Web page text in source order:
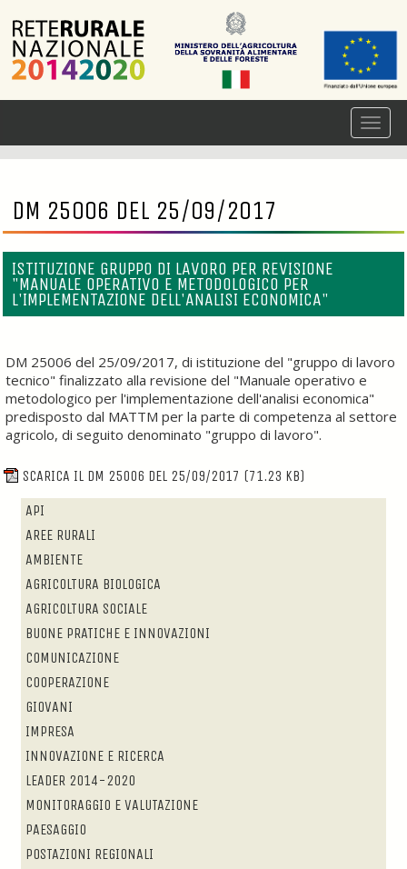
DM 25006 DEL 25/09/2017
ISTITUZIONE GRUPPO DI LAVORO PER REVISIONE
"MANUALE OPERATIVO E METODOLOGICO PER
L'IMPLEMENTAZIONE DELL'ANALISI ECONOMICA"
DM 25006 del 25/09/2017, di istituzione del "gruppo di lavoro
tecnico" finalizzato alla revisione del "Manuale operativo e
metodologico per l'implementazione dell'analisi economica"
predisposto dal MATTM per la parte di competenza al settore
agricolo, di seguito denominato "gruppo di lavoro".
SCARICA IL DM 25006 DEL 25/09/2017 (71.23 KB)
API
AREE RURALI
AMBIENTE
AGRICOLTURA BIOLOGICA
AGRICOLTURA SOCIALE
BUONE PRATICHE E INNOVAZIONI
COMUNICAZIONE
COOPERAZIONE
GIOVANI
IMPRESA
INNOVAZIONE E RICERCA
LEADER 2014-2020
MONITORAGGIO E VALUTAZIONE
PAESAGGIO
POSTAZIONI REGIONALI